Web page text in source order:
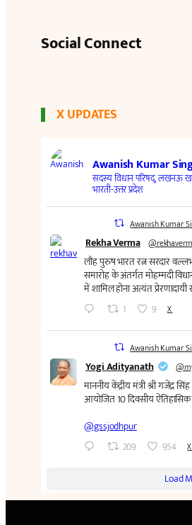
Social Connect
X UPDATES